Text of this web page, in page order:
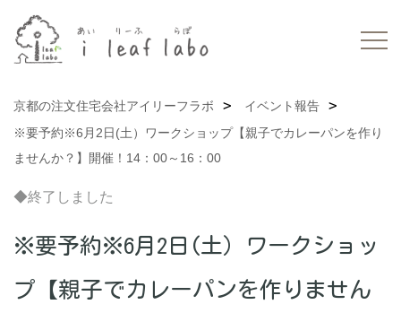
京都の注文住宅会社アイリーフラボ
イベント報告
※要予約※6月2日(土）ワークショップ【親子でカレーパンを作り
ませんか？】開催！14：00～16：00
◆終了しました
※要予約※6月2日(土）ワークショッ
プ【親子でカレーパンを作りません